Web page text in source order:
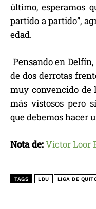
último, esperamos
partido a partido”,
edad.
Pensando en
de dos derrotas
muy convencido de
más vistosos pero
que debemos hacer
Nota de:Víctor Loor
TAGS LDU LIGA DE